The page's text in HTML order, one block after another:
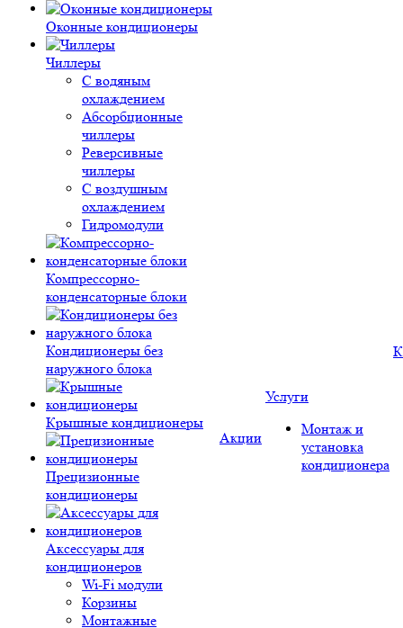
Оконные кондиционеры
Чиллеры
С водяным
охлаждением
Абсорбционные
чиллеры
Реверсивные
чиллеры
С воздушным
охлаждением
Гидромодули
Компрессорно-
конденсаторные блоки
Кондиционеры без
наружного блока
Крышные кондиционеры
Прецизионные
кондиционеры
Аксессуары для
кондиционеров
Wi-Fi модули
Корзины
Монтажные
Акции
Услуги
Монтаж и
установка
кондиционера